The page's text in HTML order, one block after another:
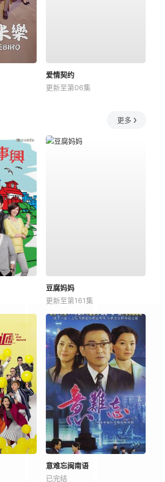
爱情契约
更新至第06集
更多
豆腐妈妈
更新至第161集
意难忘闽南语
已完结